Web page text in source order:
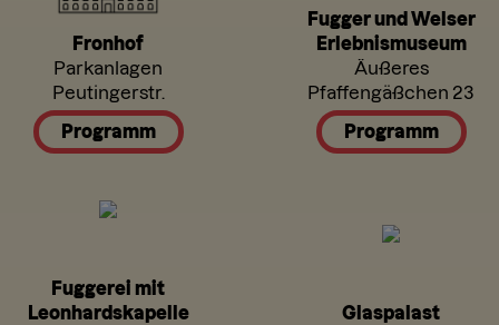
Fronhof
Parkanlagen
Peutingerstr.
Programm
Fugger und Welser
Erlebnismuseum
Äußeres
Pfaffengäßchen 23
Programm
Fuggerei mit
Leonhardskapelle
Glaspalast